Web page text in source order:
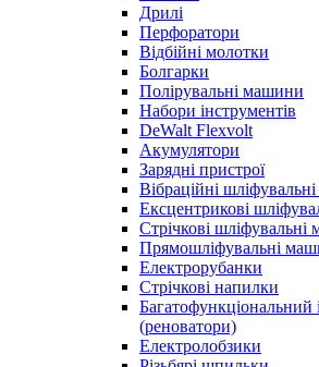
Дрилі
Перфоратори
Відбійні молотки
Болгарки
Полірувальні машини
Набори інструментів
DeWalt Flexvolt
Акумулятори
Зарядні пристрої
Вібраційні
Ексцентрикові
Стрічкові
Прямошліфувальні
Електрорубанки
Стрічкові напилки
Багатофункціональний
(реноватори)
Електролобзики